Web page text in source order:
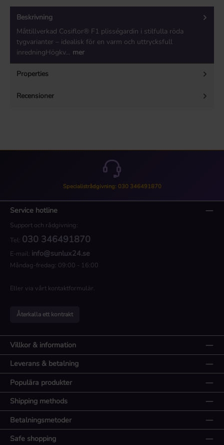
Beskrivning
Måttillverkad Cosiflor® F1 plisségardin i stilfulla röda
tygvarianter – idealisk för en varm och uttrycksfull
inredningHögkv… mer
Properties
Recensioner
Specialistrådgivning: 030 346491870
Service hotline
Support och rådgivning:
Tel: 030 346491870
E-mail: info@sunlux24.se
Måndag-fredag: 09:00 - 16:00
Eller via vårt kontaktformulär.
Återkalla ett kontrakt
Villkor & information
Leverans & betalning
Populära produkter
Betalningsmetoder
Shipping methods
Safe shopping